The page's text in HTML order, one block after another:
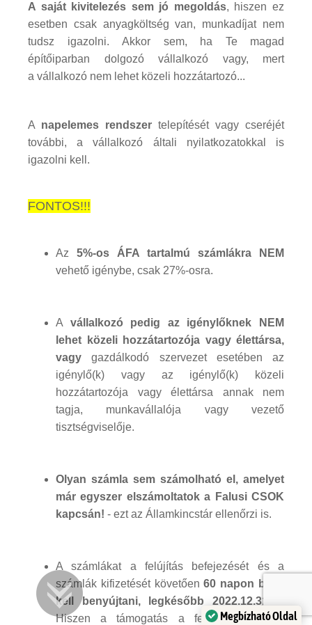
A saját kivitelezés sem jó megoldás, hiszen ez
esetben csak anyagköltség van, munkadíjat nem
tudsz igazolni. Akkor sem, ha Te magad
építőiparban dolgozó vállalkozó vagy, mert
a vállalkozó nem lehet közeli hozzátartozó...
A napelemes rendszer telepítését vagy cseréjét
további, a vállalkozó általi nyilatkozatokkal is
igazolni kell.
FONTOS!!!
Az 5%-os ÁFA tartalmú számlákra NEM
vehető igénybe, csak 27%-osra.
A vállalkozó pedig az igénylőknek NEM
lehet közeli hozzátartozója vagy élettársa,
vagy gazdálkodó szervezet esetében az
igénylő(k) vagy az igénylő(k) közeli
hozzátartozója vagy élettársa annak nem
tagja, munkavállalója vagy vezető
tisztségviselője.
Olyan számla sem számolható el, amelyet
már egyszer elszámoltatok a Falusi CSOK
kapcsán! - ezt az Államkincstár ellenőrzi is.
A számlákat a felújítás befejezését és a
számlák kifizetését követően60 napon belül
kell benyújtani, legkésőbb 2022.12.31-ig
Hiszen a támogatás a felújítási munkák
Megbízható Oldal